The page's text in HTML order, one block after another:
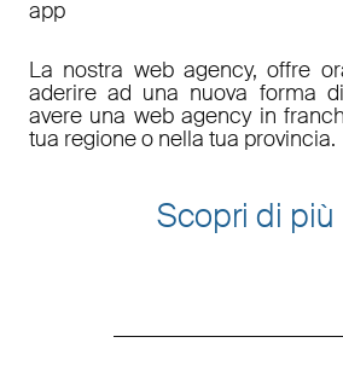
app
La nostra web agency, offre
aderire ad una nuova forma
avere una web agency in
tua regione o nella tua provincia.
Scopri di più